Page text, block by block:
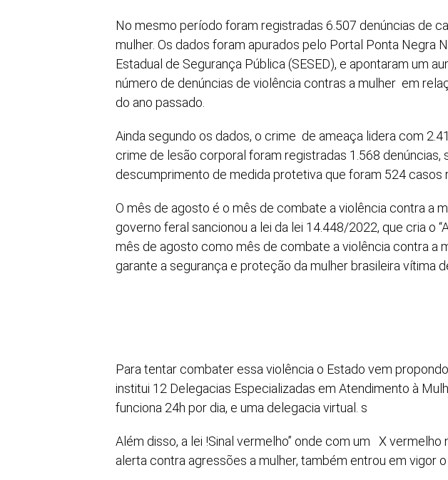
No mesmo período foram registradas 6.507 denúncias de
mulher. Os dados foram apurados pelo Portal Ponta Negra
Estadual de Segurança Pública (SESED), e apontaram um
número de denúncias de violência contras a mulher em
do ano passado.
Ainda segundo os dados, o crime de ameaça lidera com
crime de lesão corporal foram registradas 1.568 denúncias,
descumprimento de medida protetiva que foram 524 casos
O mês de agosto é o mês de combate a violência contra a
governo feral sancionou a lei da lei 14.448/2022, que cria o
mês de agosto como mês de combate a violência contra a
garante a segurança e proteção da mulher brasileira vítima
Para tentar combater essa violência o Estado vem
institui 12 Delegacias Especializadas em Atendimento à
funciona 24h por dia, e uma delegacia virtual. s
Além disso, a lei !Sinal vermelho” onde com um X vermelho
alerta contra agressões a mulher, também entrou em vigor o